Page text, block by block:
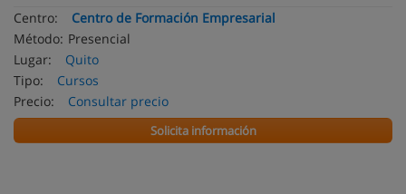
Centro:
Centro de Formación Empresarial
Método: Presencial
Lugar:
Quito
Tipo:
Cursos
Precio:
Consultar precio
Solicita información